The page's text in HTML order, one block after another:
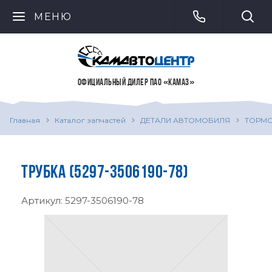
МЕНЮ
ОФИЦИАЛЬНЫЙ ДИЛЕР ПАО «КАМАЗ»
Главная Каталог запчастей ДЕТАЛИ АВТОМОБИЛЯ
ТРУБКА (5297-3506190-78)
Артикул: 5297-3506190-78